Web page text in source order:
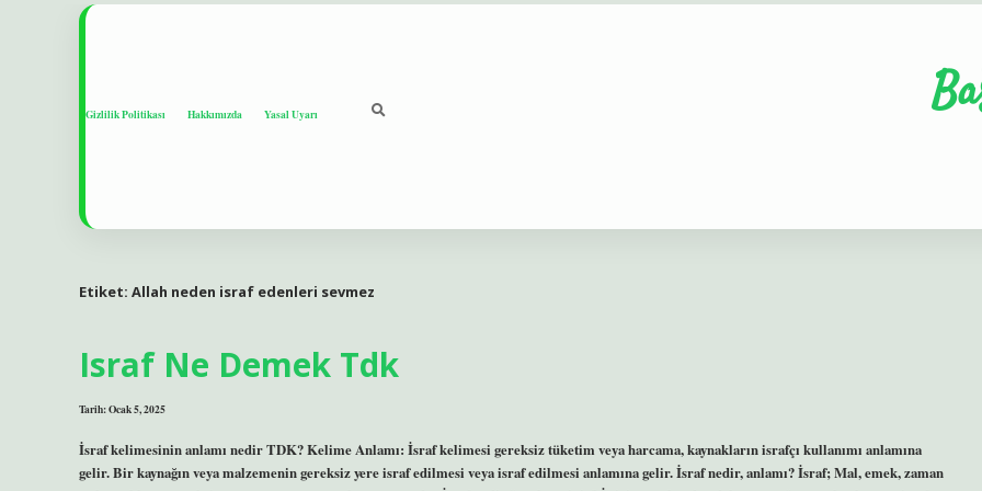
Gizlilik Politikası Hakkımızda Yasal Uyarı
Etiket: Allah neden israf edenleri sevmez
Israf Ne Demek Tdk
Tarih: Ocak 5, 2025
İsraf kelimesinin anlamı nedir TDK? Kelime Anlamı: İsraf kelimesi gereksiz tüketim veya harcama, kaynakların israfçı kullanımı anlamına
gelir. Bir kaynağın veya malzemenin gereksiz yere israf edilmesi veya israf edilmesi anlamına gelir. İsraf nedir, anlamı? İsraf; Mal, emek, zaman